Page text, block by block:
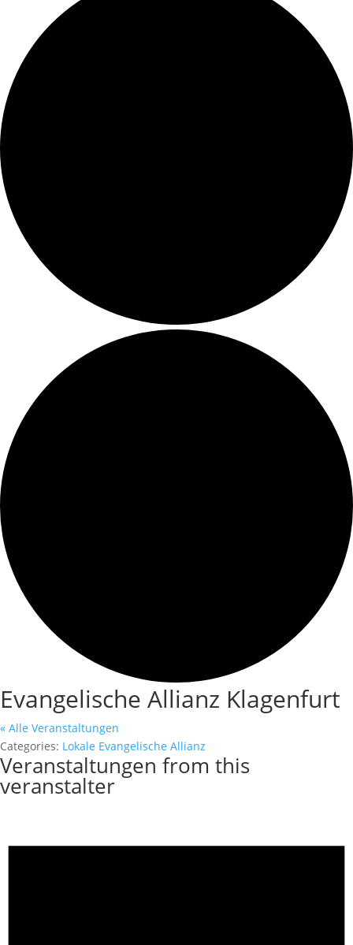
Evangelische Allianz Klagenfurt
« Alle Veranstaltungen
Categories: Lokale Evangelische Allianz
Veranstaltungen from this
veranstalter